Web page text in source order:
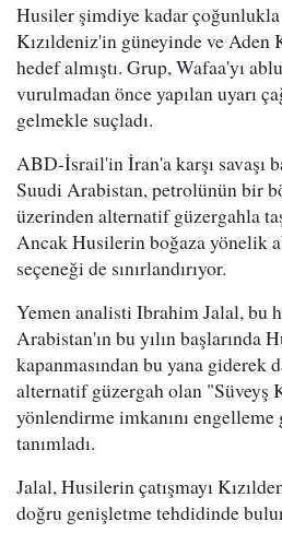
Husiler şimdiye kadar çoğunlukla
Kızıldeniz'in güneyinde ve
hedef almıştı. Grup, Wafaa'yı
vurulmadan önce yapılan uyarı
gelmekle suçladı.
ABD-İsrail'in İran'a karşı savaşı
Suudi Arabistan, petrolünün bir
üzerinden alternatif güzergahla
Ancak Husilerin boğaza yönelik
seçeneği de sınırlandırıyor.
Yemen analisti Ibrahim Jalal, bu
Arabistan'ın bu yılın başlarında
kapanmasından bu yana giderek
alternatif güzergah olan "Süveyş
yönlendirme imkanını
tanımladı.
Jalal, Husilerin çatışmayı
doğru genişletme tehdidinde